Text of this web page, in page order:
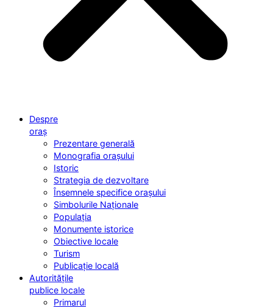
Despre
oraș
Prezentare generală
Monografia orașului
Istoric
Strategia de dezvoltare
Însemnele specifice orașului
Simbolurile Naționale
Populația
Monumente istorice
Obiective locale
Turism
Publicație locală
Autoritățile
publice locale
Primarul